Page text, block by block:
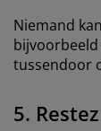
Niemand
bijvoorbeeld
tussendoor
5.